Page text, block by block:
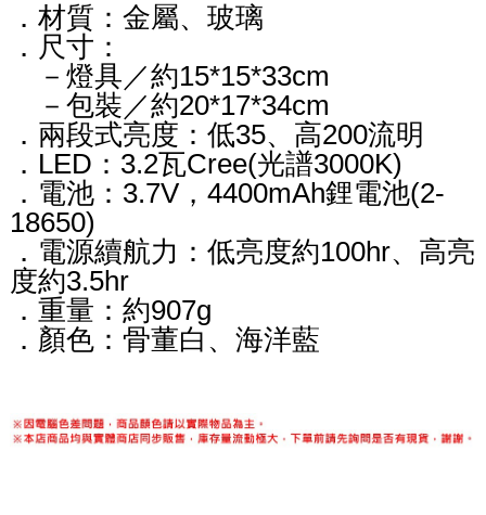
．材質：金屬、玻璃
．尺寸：
－燈具／約15*15*33cm
－包裝／約20*17*34cm
．兩段式亮度：低35、高200流明
．LED：3.2瓦Cree(光譜3000K)
．電池：3.7V，4400mAh鋰電池(2-
18650)
．電源續航力：低亮度約100hr、高亮
度約3.5hr
．重量：約907g
．顏色：骨董白、海洋藍